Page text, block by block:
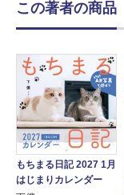
この著者の商品
もちまる日記 2027 1月
はじまりカレンダー